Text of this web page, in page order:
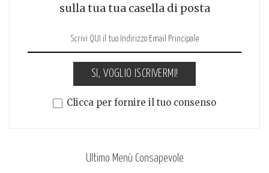
sulla tua tua casella di posta
SI, VOGLIO ISCRIVERMI!
Clicca per fornire il tuo consenso
Ultimo Menù Consapevole